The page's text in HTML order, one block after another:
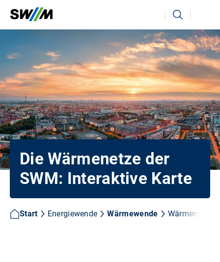
Ihr Suchbegriff Suchen
Die Wärmenetze der
SWM: Interaktive Karte
Start Energiewende Wärmewende Wärmenetze